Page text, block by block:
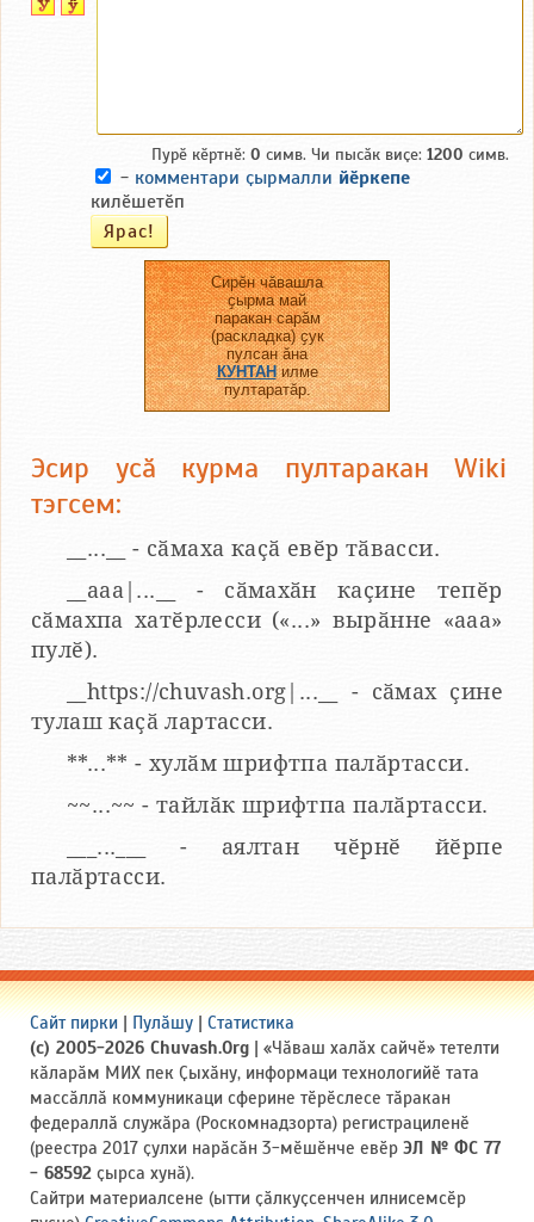
Пурӗ кӗртнӗ: 0 симв. Чи пысӑк виҫе: 1200 симв.
- комментари ҫырмалли йӗркепе
килӗшетӗп
Сирӗн чӑвашла
ҫырма май
паракан сарӑм
(раскладка) ҫук
пулсан ӑна
КУНТАНилме
пултаратӑр.
Эсир усӑ курма пултаракан Wiki
тэгсем:
__...__ - сӑмаха каҫӑ евӗр тӑвасси.
__aaa|...__ - сӑмахӑн каҫине тепӗр
сӑмахпа хатӗрлесси («...» вырӑнне «ааа»
пулӗ).
__https://chuvash.org|...__ - сӑмах ҫине
тулаш каҫӑ лартасси.
**...** - хулӑм шрифтпа палӑртасси.
~~...~~ - тайлӑк шрифтпа палӑртасси.
___...___ - аялтан чӗрнӗ йӗрпе
палӑртасси.
Сайт пирки | Пулӑшу | Статистика
(c) 2005-2026 Chuvash.Org | «Чӑваш халӑх сайчӗ» тетелти
кӑларӑм МИХ пек Ҫыхӑну, информаци технологийӗ тата
массӑллӑ коммуникаци сферине тӗрӗслесе тӑракан
федераллӑ служӑра (Роскомнадзорта) регистрациленӗ
(реестра 2017 ҫулхи нарӑсӑн 3-мӗшӗнче евӗр ЭЛ № ФС 77
- 68592 ҫырса хунӑ).
Сайтри материалсене (ытти ҫӑлкуҫсенчен илнисемсӗр